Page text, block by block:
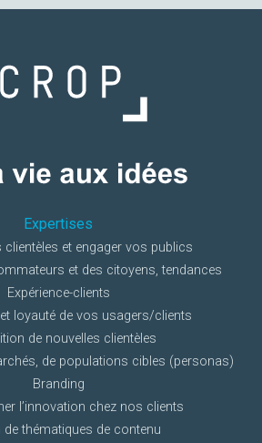
Expertises
clientèles et engager vos publics
et des citoyens, tendances
Expérience-clients
loyauté de vos usagers/clients
de nouvelles clientèles
de populations cibles (personas)
Branding
l’innovation chez nos clients
de thématiques de contenu